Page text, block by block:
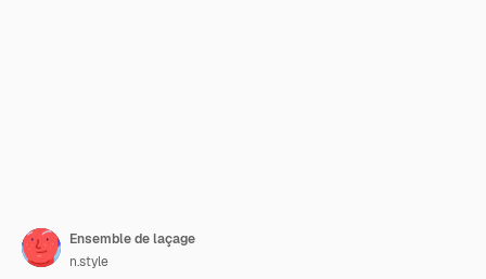
Ensemble de laçage
n.style